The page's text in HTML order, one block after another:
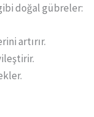
doğal gübreler:
artırır.